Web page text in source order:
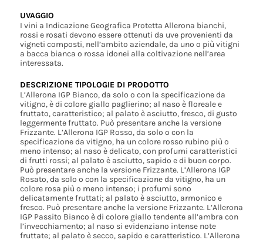
UVAGGIO
I vini a Indicazione Geografica Protetta Allerona bianchi,
rossi e rosati devono essere ottenuti da uve provenienti da
vigneti composti, nell’ambito aziendale, da uno o più vitigni
a bacca bianca o rossa idonei alla coltivazione nell’area
interessata.
DESCRIZIONE TIPOLOGIE DI PRODOTTO
L’Allerona IGP Bianco, da solo o con la specificazione da
vitigno, è di colore giallo paglierino; al naso è floreale e
fruttato, caratteristico; al palato è asciutto, fresco, di gusto
leggermente fruttato. Può presentare anche la versione
Frizzante. L’Allerona IGP Rosso, da solo o con la
specificazione da vitigno, ha un colore rosso rubino più o
meno intenso; al naso è delicato, con profumi caratteristici
di frutti rossi; al palato è asciutto, sapido e di buon corpo.
Può presentare anche la versione Frizzante. L’Allerona IGP
Rosato, da solo o con la specificazione da vitigno, ha un
colore rosa più o meno intenso; i profumi sono
delicatamente fruttati; al palato è asciutto, armonico e
fresco. Può presentare anche la versione Frizzante. L’Allerona
IGP Passito Bianco è di colore giallo tendente all’ambra con
l’invecchiamento; al naso si evidenziano intense note
fruttate; al palato è secco, sapido e caratteristico. L’Allerona